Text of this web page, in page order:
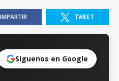
TWEET
Síguenos en Google